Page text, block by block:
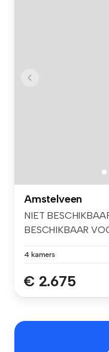
Amstelveen
NIET
BESCHIKBAAR
4 kamers
€ 2.675